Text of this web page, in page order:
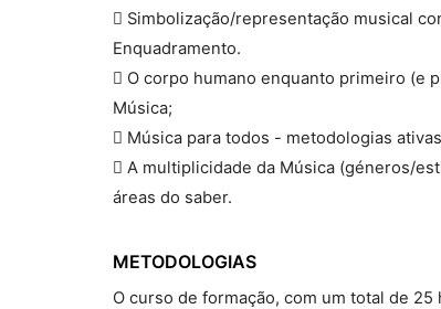
 Simbolização/representação musical
Enquadramento.
 O corpo humano enquanto primeiro (e
Música;
 Música para todos - metodologias
 A multiplicidade da Música (géneros/
áreas do saber.
METODOLOGIAS
O curso de formação, com um total de